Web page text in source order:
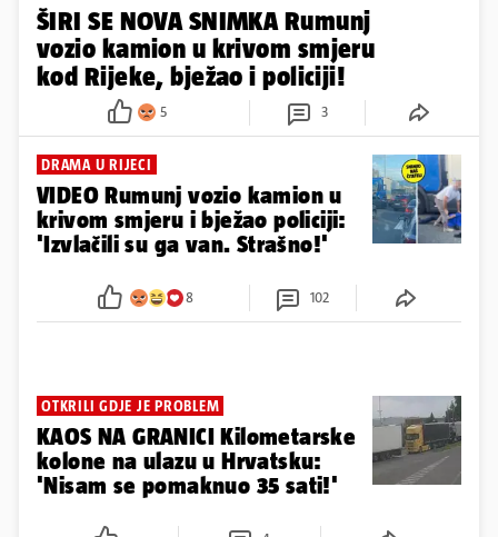
ŠIRI SE NOVA SNIMKA Rumunj
vozio kamion u krivom smjeru
kod Rijeke, bježao i policiji!
5 3
DRAMA U RIJECI
VIDEO Rumunj vozio kamion u
krivom smjeru i bježao policiji:
'Izvlačili su ga van. Strašno!'
8 102
OTKRILI GDJE JE PROBLEM
KAOS NA GRANICI Kilometarske
kolone na ulazu u Hrvatsku:
'Nisam se pomaknuo 35 sati!'